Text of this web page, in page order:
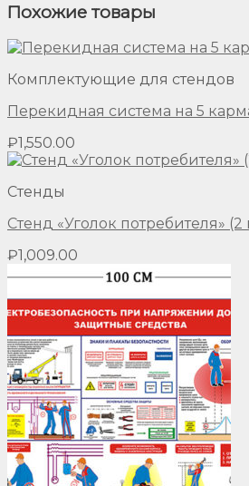
Похожие товары
Комплектующие для стендов
Перекидная система на 5
₽1,550.00
Стенды
Стенд «Уголок потребителя»
₽1,009.00